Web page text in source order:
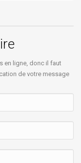
en ligne, donc il faut
de votre message